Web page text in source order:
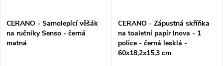
CERANO - Samolepící věšák
na ručníky Senso - černá
matná
CERANO - Zápustná skříňka
na toaletní papír Inova - 1
police - černá lesklá -
60x18,2x15,3 cm